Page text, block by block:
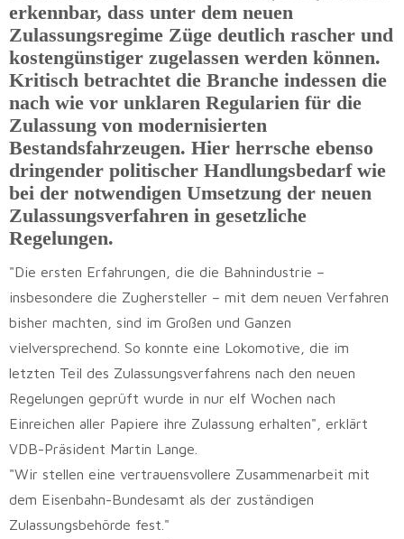
erkennbar, dass unter dem neuen
Zulassungsregime Züge deutlich rascher und
kostengünstiger zugelassen werden können.
Kritisch betrachtet die Branche indessen die
nach wie vor unklaren Regularien für die
Zulassung von modernisierten
Bestandsfahrzeugen. Hier herrsche ebenso
dringender politischer Handlungsbedarf wie
bei der notwendigen Umsetzung der neuen
Zulassungsverfahren in gesetzliche
Regelungen.
"Die ersten Erfahrungen, die die Bahnindustrie –
insbesondere die Zughersteller – mit dem neuen Verfahren
bisher machten, sind im Großen und Ganzen
vielversprechend. So konnte eine Lokomotive, die im
letzten Teil des Zulassungsverfahrens nach den neuen
Regelungen geprüft wurde in nur elf Wochen nach
Einreichen aller Papiere ihre Zulassung erhalten", erklärt
VDB-Präsident Martin Lange.
"Wir stellen eine vertrauensvollere Zusammenarbeit mit
dem Eisenbahn-Bundesamt als der zuständigen
Zulassungsbehörde fest."